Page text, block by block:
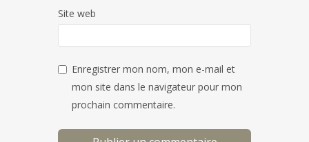
Site web
Enregistrer mon nom, mon e-mail et
mon site dans le navigateur pour mon
prochain commentaire.